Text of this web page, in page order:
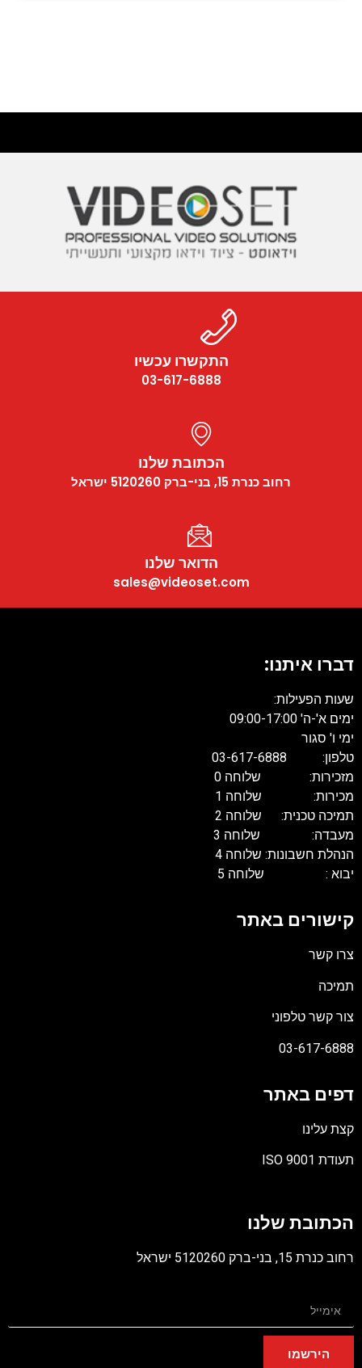
התקשרו עכשיו
03-617-6888
הכתובת שלנו
רחוב כנרת 15, בני-ברק 5120260 ישראל
הדואר שלנו
sales@videoset.com
דברו איתנו:
שעות הפעילות:
ימים א'-ה' 09:00-17:00
ימי ו' סגור
טלפון: 03-617-6888
מזכירות: שלוחה 0
מכירות: שלוחה 1
תמיכה טכנית: שלוחה 2
מעבדה: שלוחה 3
הנהלת חשבונות: שלוחה 4
יבוא : שלוחה 5
קישורים באתר
צרו קשר
תמיכה
צור קשר טלפוני
03-617-6888
דפים באתר
קצת עלינו
תעודת ISO 9001
PDF
הכתובת שלנו
רחוב כנרת 15, בני-ברק 5120260 ישראל
הירשמו